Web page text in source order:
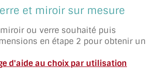
en moyenne
Besoin d'aide ?
envoyez un SMS au 06 79 92 33 38
et miroir sur mesure
ou verre souhaité puis
en étape 2 pour obtenir un
d'aide au choix par utilisation